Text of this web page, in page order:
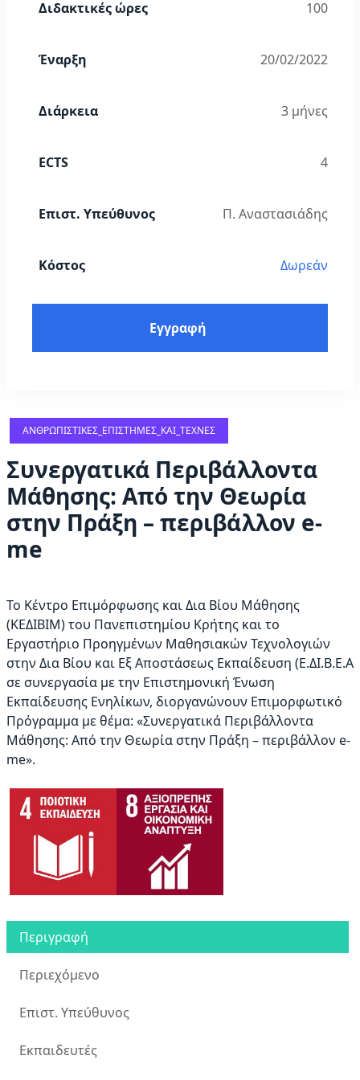
Διδακτικές ώρες 100
Έναρξη 20/02/2022
Διάρκεια 3 μήνες
ECTS 4
Επιστ. Υπεύθυνος Π. Αναστασιάδης
Κόστος Δωρεάν
Εγγραφή
ΑΝΘΡΩΠΙΣΤΙΚΈΣ_ΕΠΙΣΤΉΜΕΣ_ΚΑΙ_ΤΈΧΝΕΣ
Συνεργατικά Περιβάλλοντα
Μάθησης: Από την Θεωρία
στην Πράξη – περιβάλλον e-
me
Το Κέντρο Επιμόρφωσης και Δια Βίου Μάθησης
(ΚΕΔΙΒΙΜ) του Πανεπιστημίου Κρήτης και το
Εργαστήριο Προηγμένων Μαθησιακών Τεχνολογιών
στην Δια Βίου και Εξ Αποστάσεως Εκπαίδευση (Ε.ΔΙ.Β.Ε.Α
σε συνεργασία με την Επιστημονική Ένωση
Εκπαίδευσης Ενηλίκων, διοργανώνουν Επιμορφωτικό
Πρόγραμμα με θέμα: «Συνεργατικά Περιβάλλοντα
Μάθησης: Από την Θεωρία στην Πράξη – περιβάλλον e-
me».
Περιγραφή
Περιεχόμενο
Επιστ. Υπεύθυνος
Εκπαιδευτές